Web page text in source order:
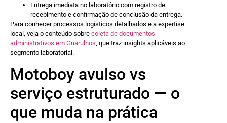
Entrega imediata no laboratório com registro de
recebimento e confirmação de conclusão da entrega.
Para conhecer processos logísticos detalhados e a expertise
local, veja o conteúdo sobre coleta de documentos
administrativos em Guarulhos, que traz insights aplicáveis ao
segmento laboratorial.
Motoboy avulso vs
serviço estruturado — o
que muda na prática